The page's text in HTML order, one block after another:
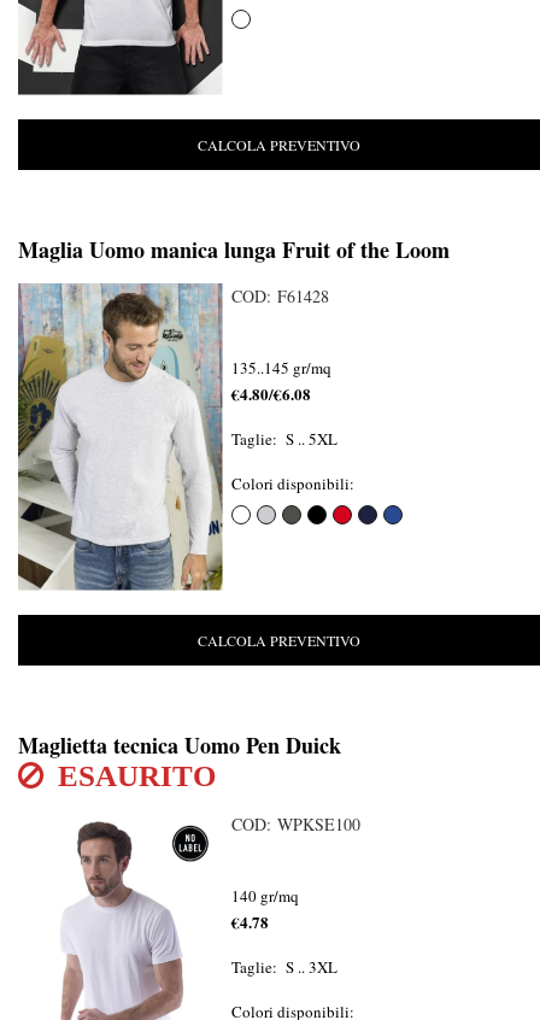
CALCOLA PREVENTIVO
Maglia Uomo manica lunga Fruit of the Loom
COD: F61428
135..145 gr/mq
€4.80/€6.08
Taglie: S .. 5XL
Colori disponibili:
CALCOLA PREVENTIVO
Maglietta tecnica Uomo Pen Duick
ESAURITO
COD: WPKSE100
140 gr/mq
€4.78
Taglie: S .. 3XL
Colori disponibili: